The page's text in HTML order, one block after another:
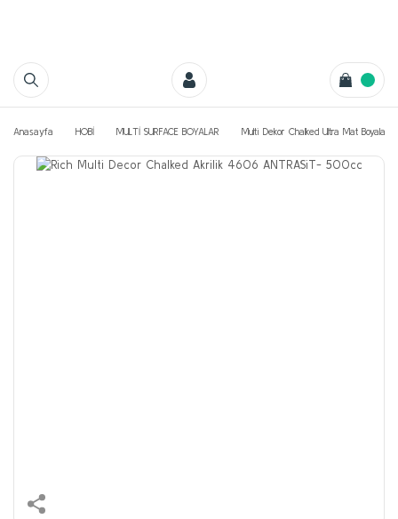
Anasayfa HOBİ MULTİ SURFACE BOYALAR Multi Dekor Chalked Ultra Mat Boyaları